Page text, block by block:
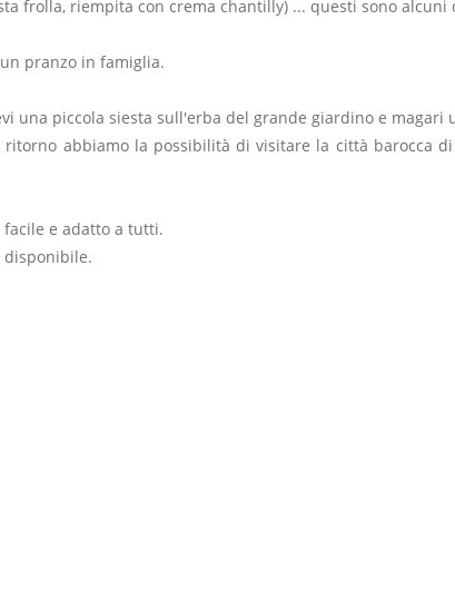
frolla, riempita con crema chantilly) ... questi sono
pranzo in famiglia.
una piccola siesta sull'erba del grande giardino e magari
ritorno abbiamo la possibilità di visitare la città barocca
facile e adatto a tutti.
disponibile.